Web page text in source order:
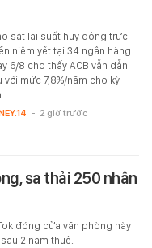
sát lãi suất huy động trực
niêm yết tại 34 ngân hàng
6/8 cho thấy ACB vẫn dẫn
với mức 7,8%/năm cho kỳ
- 2 giờ trước
sa thải 250 nhân
đóng cửa văn phòng này
2 năm thuê.